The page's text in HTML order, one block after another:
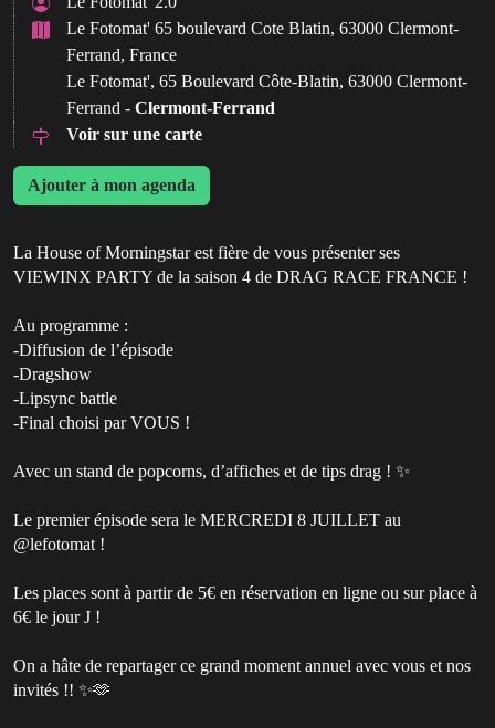
Le Fotomat' 65 boulevard Cote Blatin, 63000 Clermont-
Ferrand, France
Le Fotomat', 65 Boulevard Côte-Blatin, 63000 Clermont-
Ferrand - Clermont-Ferrand
Voir sur une carte
Ajouter à mon agenda
La House of Morningstar est fière de vous présenter ses
VIEWINX PARTY de la saison 4 de DRAG RACE FRANCE !
Au programme :
-Diffusion de l’épisode
-Dragshow
-Lipsync battle
-Final choisi par VOUS !
Avec un stand de popcorns, d’affiches et de tips drag ! ✨
Le premier épisode sera le MERCREDI 8 JUILLET au
@lefotomat !
Les places sont à partir de 5€ en réservation en ligne ou sur place à
6€ le jour J !
On a hâte de repartager ce grand moment annuel avec vous et nos
invités !! ✨🫶